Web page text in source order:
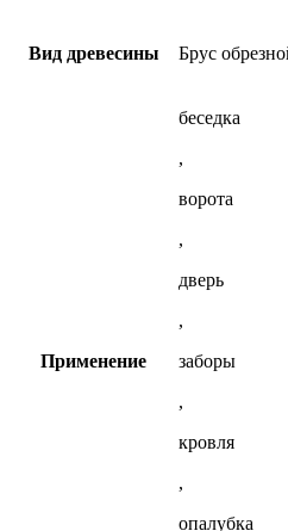
Вид древесины Брус
Применение
беседка
,
ворота
,
дверь
,
заборы
,
кровля
,
опалубка